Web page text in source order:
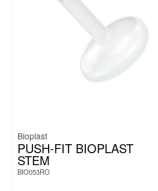
Bioplast
PUSH-FIT BIOPLAST
STEM
BIO053RO